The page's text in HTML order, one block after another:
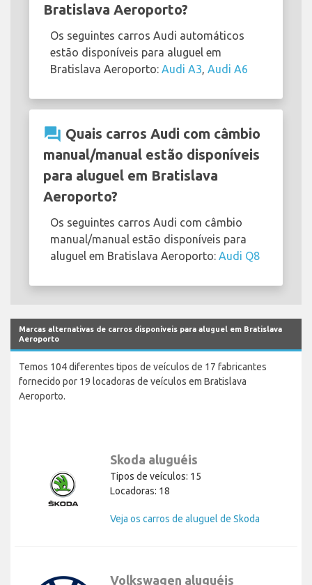
Bratislava Aeroporto?
Os seguintes carros Audi automáticos
estão disponíveis para aluguel em
Bratislava Aeroporto: Audi A3 Audi A6
question_answer Quais carros Audi com câmbio
manual/manual estão disponíveis
para aluguel em Bratislava
Aeroporto?
Os seguintes carros Audi com câmbio
manual/manual estão disponíveis para
aluguel em Bratislava Aeroporto: Audi Q8
Marcas alternativas de carros disponíveis para aluguel em Bratislava
Aeroporto
Temos 104 diferentes tipos de veículos de 17 fabricantes
fornecido por 19 locadoras de veículos em Bratislava
Aeroporto.
Skoda aluguéis
Tipos de veículos: 15
Locadoras: 18
Veja os carros de aluguel de Skoda
Volkswagen aluguéis